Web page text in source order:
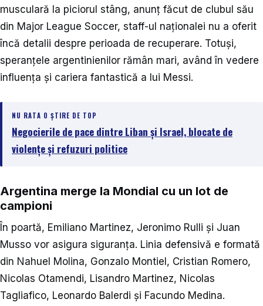
musculară la piciorul stâng, anunț făcut de clubul său
din Major League Soccer, staff-ul naționalei nu a oferit
încă detalii despre perioada de recuperare. Totuși,
speranțele argentinienilor rămân mari, având în vedere
influența și cariera fantastică a lui Messi.
NU RATA O ȘTIRE DE TOP
Negocierile de pace dintre Liban și Israel, blocate de
violențe și refuzuri politice
Argentina merge la Mondial cu un lot de
campioni
În poartă, Emiliano Martinez, Jeronimo Rulli și Juan
Musso vor asigura siguranța. Linia defensivă e formată
din Nahuel Molina, Gonzalo Montiel, Cristian Romero,
Nicolas Otamendi, Lisandro Martinez, Nicolas
Tagliafico, Leonardo Balerdi și Facundo Medina.